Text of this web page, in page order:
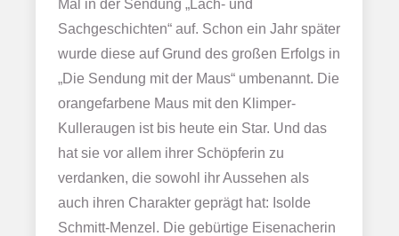
Mal in der Sendung „Lach- und
Sachgeschichten“ auf. Schon ein Jahr später
wurde diese auf Grund des großen Erfolgs in
„Die Sendung mit der Maus“ umbenannt. Die
orangefarbene Maus mit den Klimper-
Kulleraugen ist bis heute ein Star. Und das
hat sie vor allem ihrer Schöpferin zu
verdanken, die sowohl ihr Aussehen als
auch ihren Charakter geprägt hat: Isolde
Schmitt-Menzel. Die gebürtige Eisenacherin